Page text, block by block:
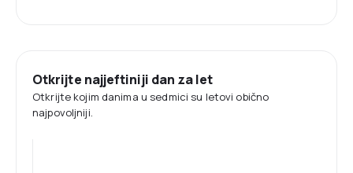
Otkrijte najjeftiniji dan za let
Otkrijte kojim danima u sedmici su letovi obično
najpovoljniji.